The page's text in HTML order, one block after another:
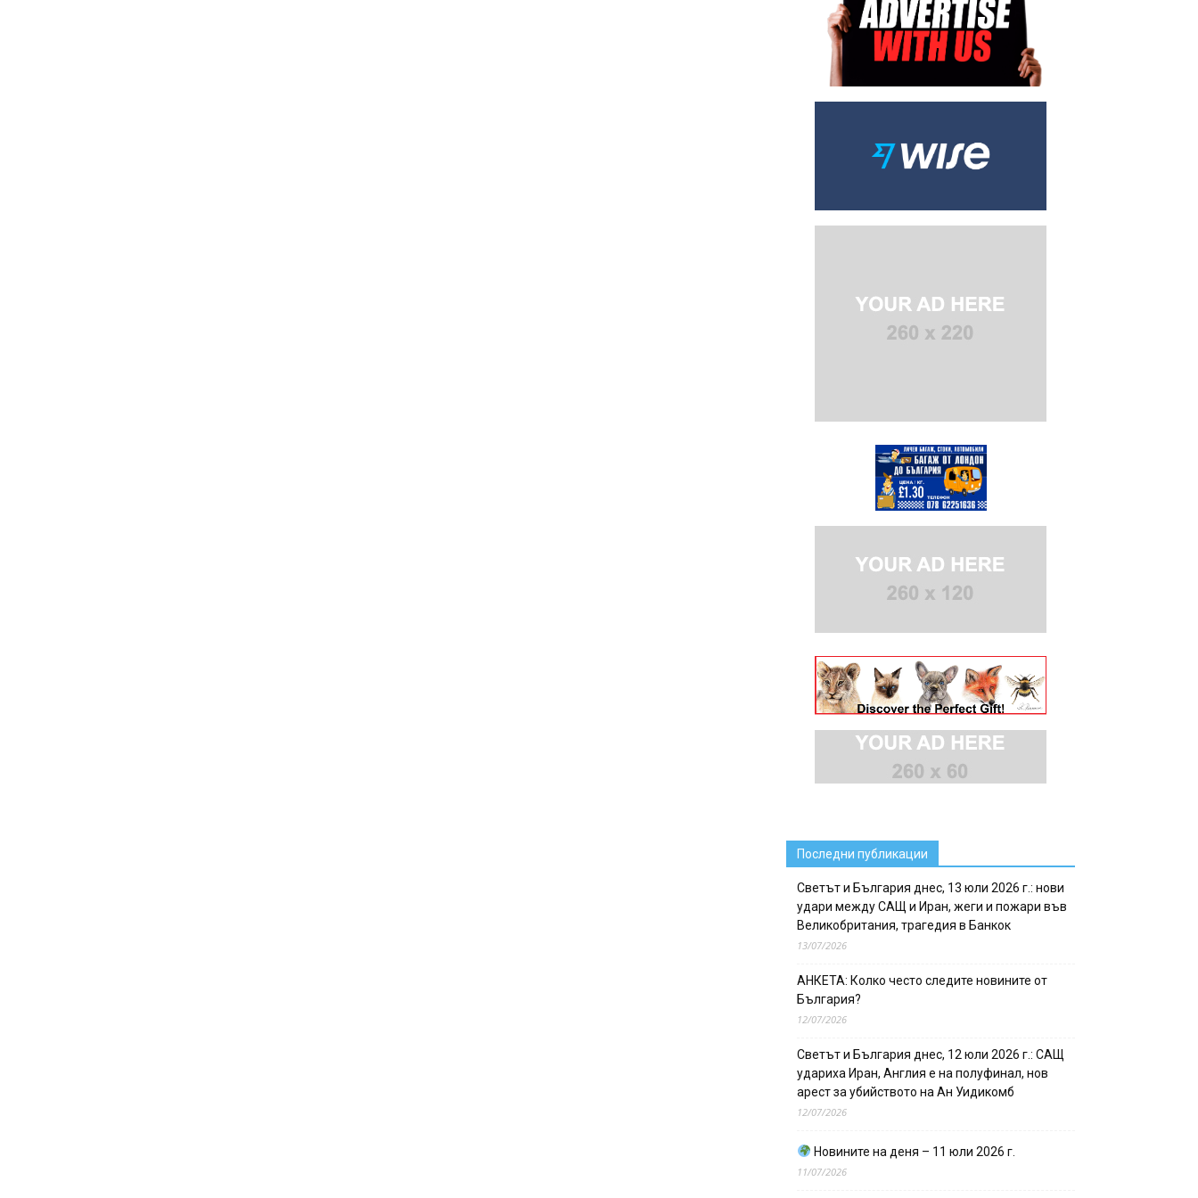
Последни публикации
Светът и България днес, 13 юли 2026 г.: нови
удари между САЩ и Иран, жеги и пожари във
Великобритания, трагедия в Банкок
13/07/2026
АНКЕТА: Колко често следите новините от
България?
12/07/2026
Светът и България днес, 12 юли 2026 г.: САЩ
удариха Иран, Англия е на полуфинал, нов
арест за убийството на Ан Уидикомб
12/07/2026
Новините на деня – 11 юли 2026 г.
11/07/2026